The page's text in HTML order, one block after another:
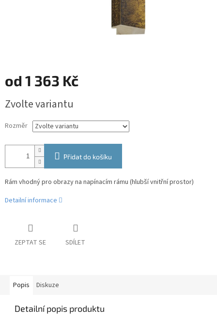
od 1 363 Kč
cena:
Zvolte variantu
Rozměr
Přidat do košíku
Rám vhodný pro obrazy na napínacím rámu (hlubší vnitřní prostor)
Detailní informace
ZEPTAT SE SDÍLET
Popis Diskuze
Detailní popis produktu